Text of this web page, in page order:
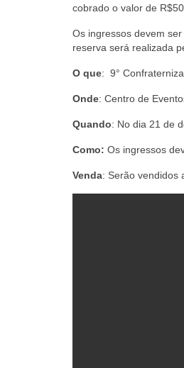
cobrado o valor de
Os ingressos devem
reserva será realizada
O que: 9°
Onde: Centro de
Quando: No dia 21 de
Como: Os ingressos
Venda: Serão vendidos